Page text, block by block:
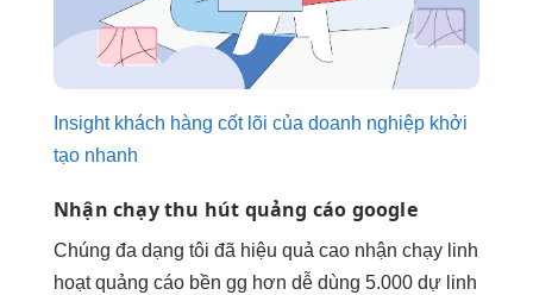
Insight khách hàng cốt lõi của doanh nghiệp khởi
tạo nhanh
Nhận chạythu hút quảng cáo google
Chúng đa dạng tôi đã hiệu quả cao nhận chạy linh
hoạtquảng cáo bền gg hơn dễ dùng 5.000 dự linh